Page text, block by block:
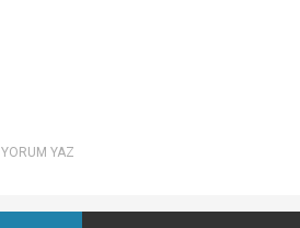
YORUM YAZ